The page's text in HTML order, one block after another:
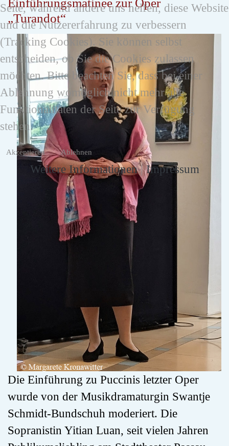
„Turandot“
Die Einführung zu Puccinis letzter Oper
wurde von der Musikdramaturgin Swantje
Schmidt-Bundschuh moderiert. Die
Sopranistin Yitian Luan, seit vielen Jahren
Seite, während andere uns helfen, diese Website
und die Nutzererfahrung zu verbessern
(Tracking Cookies). Sie können selbst
entscheiden, ob Sie die Cookies zulassen
möchten. Bitte beachten Sie, dass bei einer
Ablehnung womöglich nicht mehr alle
Funktionalitäten der Seite zur Verfügung
stehen.
Akzeptieren Ablehnen
Weitere Informationen|Impressum